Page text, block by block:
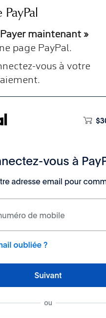
maintenant »
page PayPal.
vous à votre